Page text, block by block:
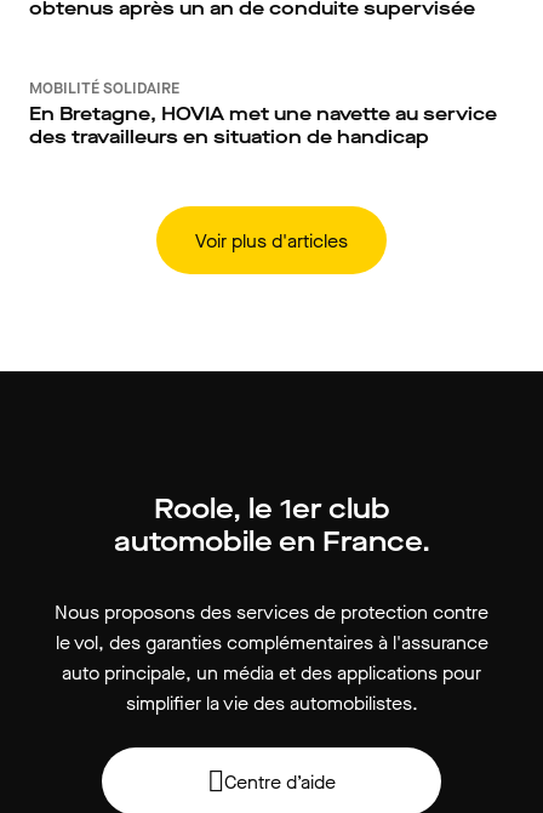
obtenus après un an de conduite supervisée
MOBILITÉ SOLIDAIRE
En Bretagne, HOVIA met une navette au service
des travailleurs en situation de handicap
Voir plus d'articles
Roole, le 1er club
automobile en France.
Nous proposons des services de protection contre
le vol, des garanties complémentaires à l'assurance
auto principale, un média et des applications pour
simplifier la vie des automobilistes.
Centre d’aide